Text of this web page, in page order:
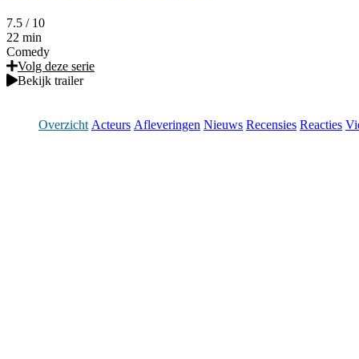
7.5 / 10
22 min
Comedy
Volg deze serie
Bekijk trailer
Overzicht Acteurs Afleveringen Nieuws Recensies Reacties